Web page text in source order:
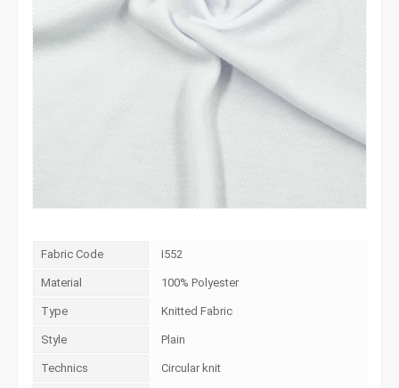
Fabric Code I552
Material 100% Polyester
Type Knitted Fabric
Style Plain
Technics Circular knit